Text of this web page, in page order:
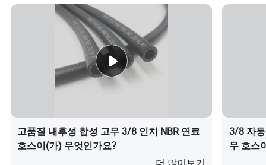
실리콘 히터 호스 3/4의 ID 19 27
실리콘 히터 호스 1 ID 25 34 4.5 상자
고품질 내후성 합성 고무 3/8 인치 NBR 연료
호스이(가) 무엇인가요?
3/8 자
무 호스